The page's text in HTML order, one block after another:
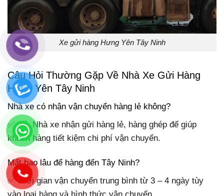
Xe gửi hàng Hưng Yên Tây Ninh
Câu Hỏi Thường Gặp Về Nhà Xe Gửi Hàng
Hưng Yên Tây Ninh
Nhà xe có nhận vận chuyển hàng lẻ không?
✅ Có. Nhà xe nhận gửi hàng lẻ, hàng ghép để giúp
khách hàng tiết kiệm chi phí vận chuyển.
Mất bao lâu để hàng đến Tây Ninh?
✅ Thời gian vận chuyển trung bình từ 3 – 4 ngày tùy
vào loại hàng và hình thức vận chuyển.